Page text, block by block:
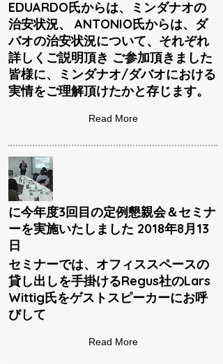
EDUARDO氏からは、ミンダナオの
治安状況、 ANTONIO氏からは、ダ
バオの治安状況について、それぞれ
詳しくご説明頂き ご参加頂きました
皆様に、ミンダナオ/ダバオにおける
実情をご理解頂けたかと存じます。
Read More
に今年度3回目の定例懇親会＆セミナ
ーを実施いたしました 2018年8月13
日
セミナーでは、オフィススペースの
貸し出しを手掛けるRegus社のLars
Wittig氏をゲストスピーカーにお呼
びして
Read More